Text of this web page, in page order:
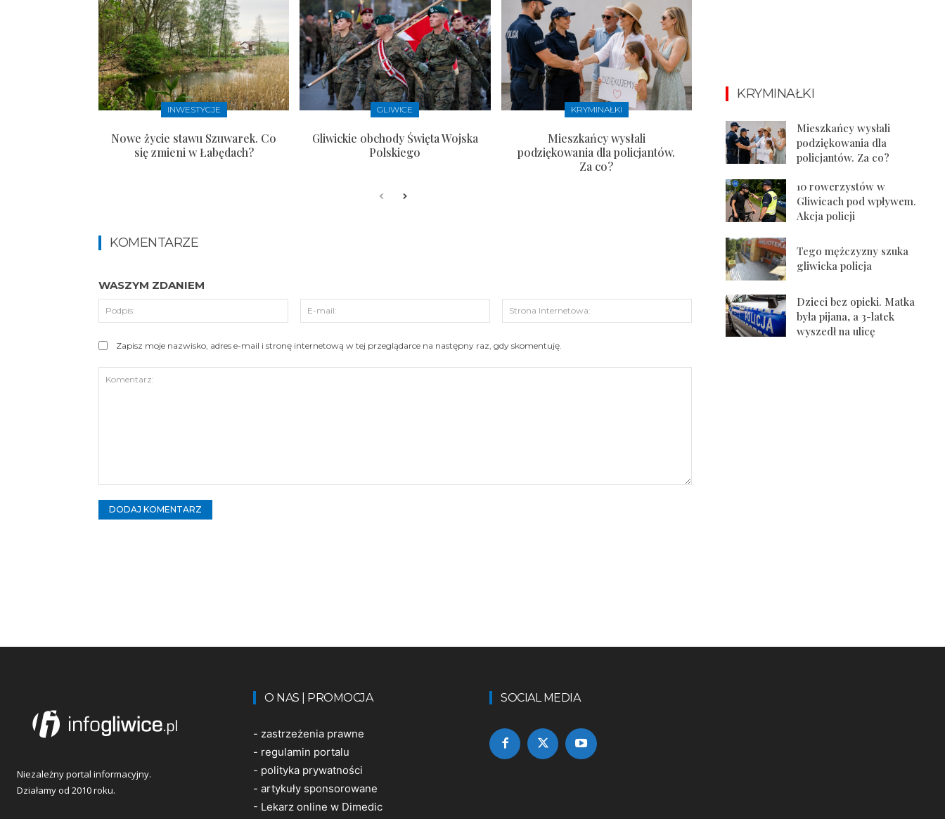
INWESTYCJE
Nowe życie stawu Szuwarek. Co
się zmieni w Łabędach?
GLIWICE
Gliwickie obchody Święta Wojska
Polskiego
KRYMINAŁKI
Mieszkańcy wysłali
podziękowania dla policjantów.
Za co?
KOMENTARZE
WASZYM ZDANIEM
Podpis:
mail:
Internetowa:
Zapisz moje nazwisko, adres e-mail i stronę internetową w tej przeglądarce na następny raz, gdy skomentuję.
KRYMINAŁKI
Mieszkańcy wysłali
podziękowania dla
policjantów. Za co?
10 rowerzystów w
Gliwicach pod wpływem.
Akcja policji
Tego mężczyzny szuka
gliwicka policja
Dzieci bez opieki. Matka
była pijana, a 3-latek
wyszedł na ulicę
Niezależny portal informacyjny.
Działamy od 2010 roku.
O NAS | PROMOCJA
- zastrzeżenia prawne
- regulamin portalu
- polityka prywatności
- artykuły sponsorowane
- Lekarz online w Dimedic
SOCIAL MEDIA